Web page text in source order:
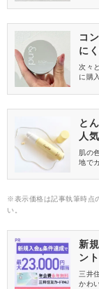
ン」
コ
に
次々
に購
y
と
人
肌の
地で
は、
※表示価格は記事執筆時点
い。
新
ント
三井
かわ